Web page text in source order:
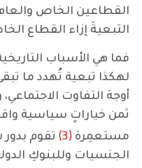
القطاعين الخاص
التبعيةَ إزاء القطاع
فما هي الأسباب
لهكذا تبعية تُهدد ما
أوجهَ التفاوت
ثمن خياراتٍ سياسية
مستعمِرة (3)
تقوم
الجنسيات وللبنوكِ